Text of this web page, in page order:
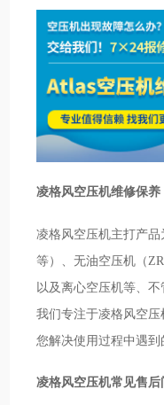
凌格风空压机维修保养
凌格风空压机主打产
等）、无油空压机（
以及离心空压机等、不
我们专注于凌格风空
您解决使用过程中遇到
凌格风空压机常见售后